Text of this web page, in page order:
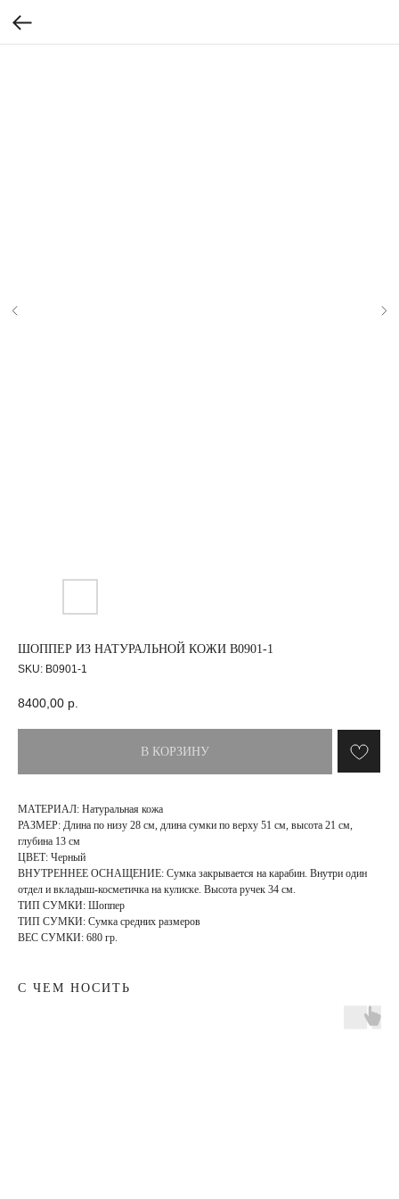
ШОППЕР ИЗ НАТУРАЛЬНОЙ КОЖИ B0901-1
SKU: B0901-1
8400,00 р.
В КОРЗИНУ
МАТЕРИАЛ: Натуральная кожа
РАЗМЕР: Длина по низу 28 см, длина сумки по верху 51 см, высота 21 см,
глубина 13 см
ЦВЕТ: Черный
ВНУТРЕННЕЕ ОСНАЩЕНИЕ: Сумка закрывается на карабин. Внутри один
отдел и вкладыш-косметичка на кулиске. Высота ручек 34 см.
ТИП СУМКИ: Шоппер
ТИП СУМКИ: Сумка средних размеров
ВЕС СУМКИ: 680 гр.
С ЧЕМ НОСИТЬ